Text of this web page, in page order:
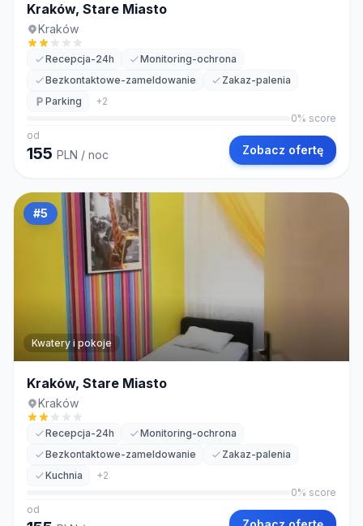
Kraków, Stare Miasto
Kraków
Recepcja-24h
Monitoring-ochrona
Bezkontaktowe-zameldowanie
Zakaz-palenia
Parking
+2
0% score
od
155 PLN / noc Zobacz ofertę
#5
Kwatery i pokoje
Kraków, Stare Miasto
Kraków
Recepcja-24h
Monitoring-ochrona
Bezkontaktowe-zameldowanie
Zakaz-palenia
Kuchnia
+2
0% score
od